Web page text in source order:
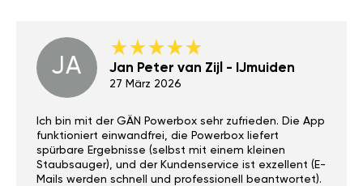
JA Jan Peter van Zijl - IJmuiden
27 März 2026
Ich bin mit der GÄN Powerbox sehr zufrieden. Die App
funktioniert einwandfrei, die Powerbox liefert
spürbare Ergebnisse (selbst mit einem kleinen
Staubsauger), und der Kundenservice ist exzellent (E-
Mails werden schnell und professionell beantwortet).